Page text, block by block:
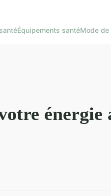
Équipements santéMode de
énergie